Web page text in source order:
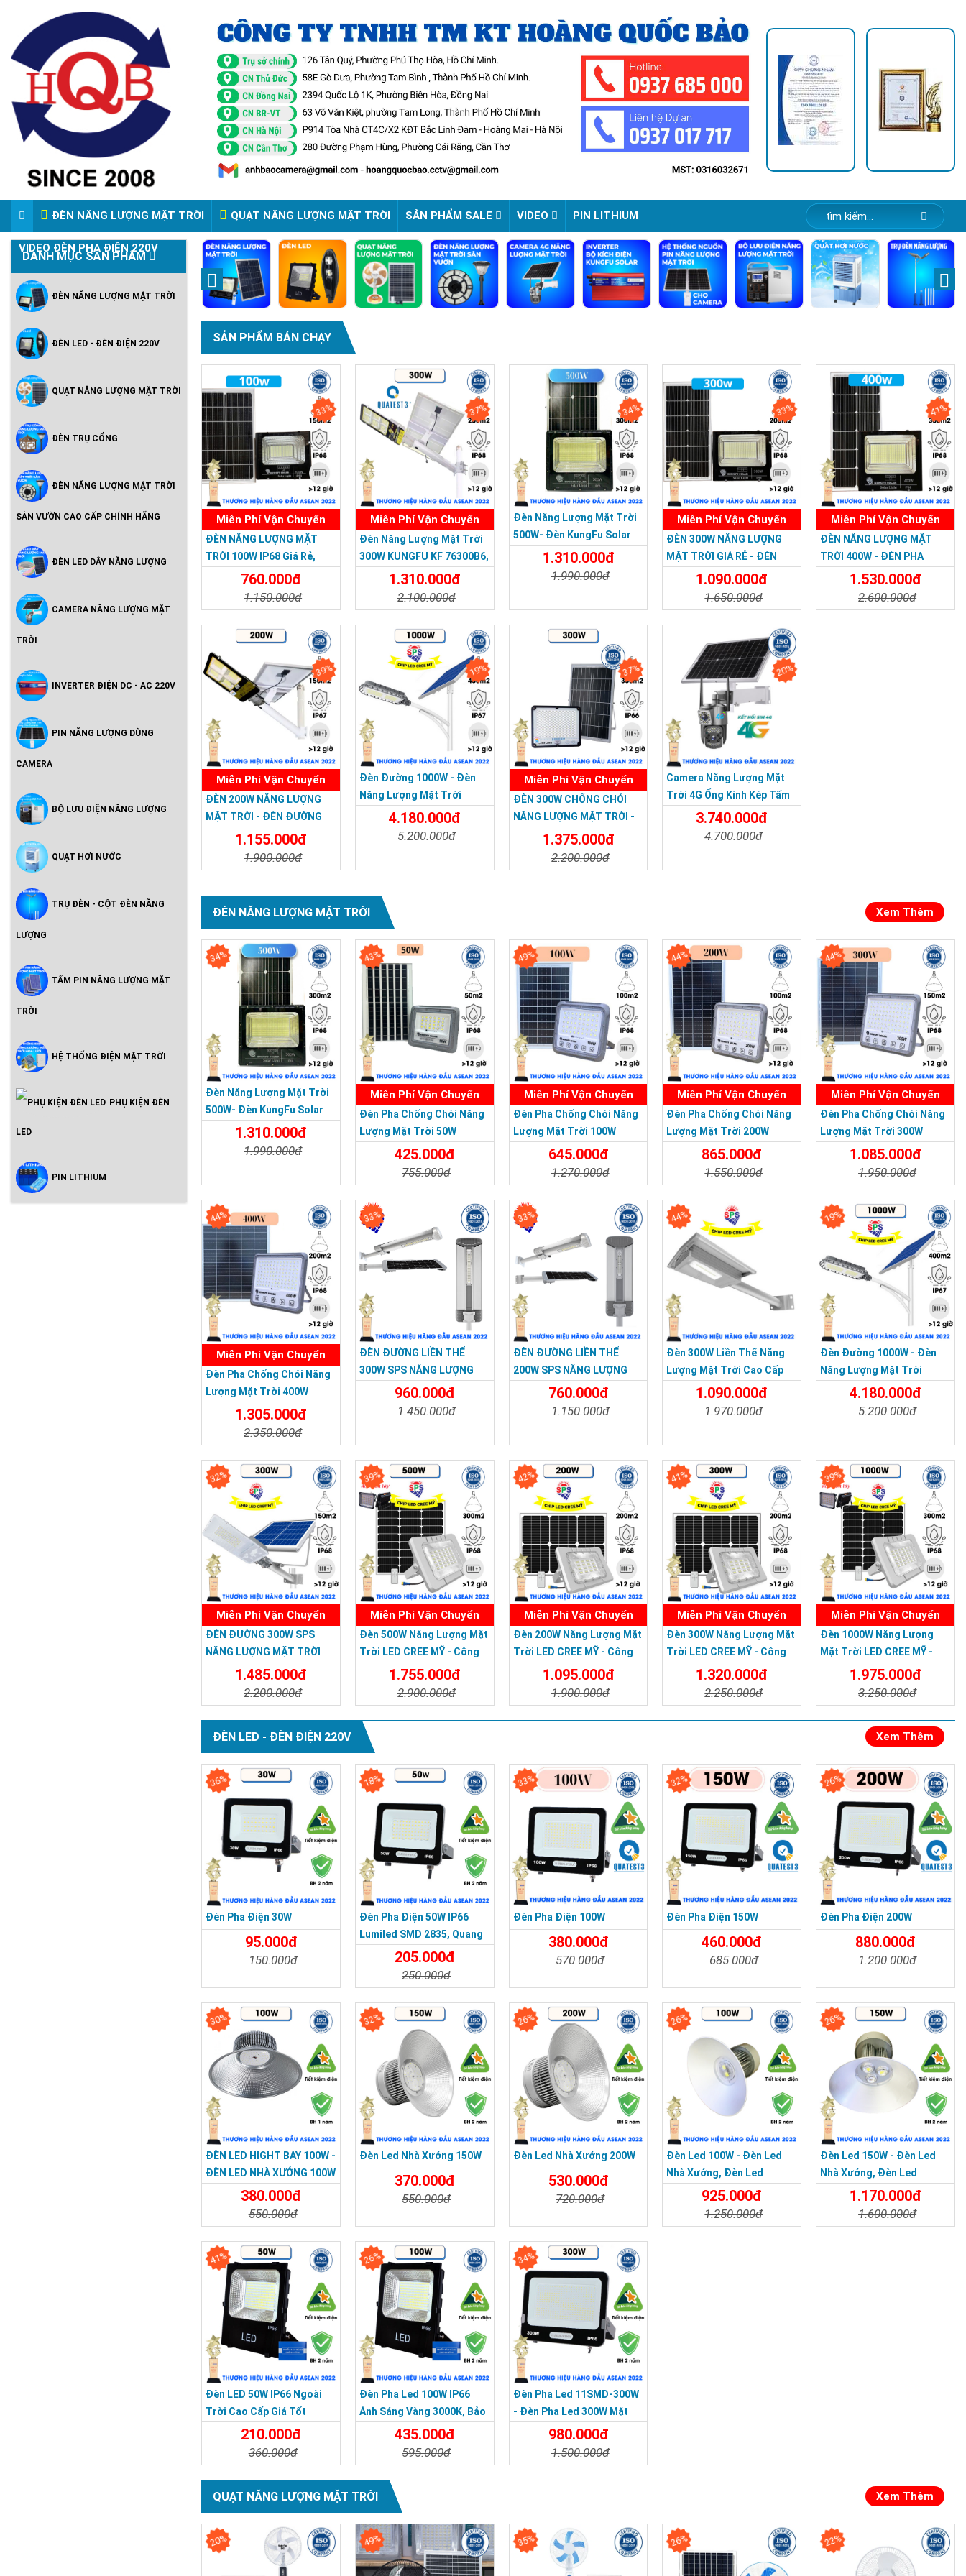
ĐÈN NĂNG LƯỢNG MẶT TRỜI QUẠT NĂNG LƯỢNG MẶT TRỜI SẢN PHẨM SALE VIDEO PIN LITHIUM
VIDEO ĐÈN PHA ĐIỆN 220V
DANH MỤC SẢN PHẨM
ĐÈN NĂNG LƯỢNG MẶT TRỜI
Vườn Cao Cấp Chính Hãng
ĐÈN LED - ĐÈN ĐIỆN 220V
Hoàng Quốc Bảo - Độ Sáng Cao,
QUẠT NĂNG LƯỢNG MẶT TRỜI
ĐÈN TRỤ CỔNG
ĐÈN NĂNG LƯỢNG MẶT TRỜI
SÂN VƯỜN CAO CẤP CHÍNH HÃNG
ĐÈN LED DÂY NĂNG LƯỢNG
CAMERA NĂNG LƯỢNG MẶT
TRỜI
INVERTER ĐIỆN DC - AC 220V
PIN NĂNG LƯỢNG DÙNG
CAMERA
BỘ LƯU ĐIỆN NĂNG LƯỢNG
QUẠT HƠI NƯỚC
TRỤ ĐÈN - CỘT ĐÈN NĂNG
LƯỢNG
TẤM PIN NĂNG LƯỢNG MẶT
TRỜI
HỆ THỐNG ĐIỆN MẶT TRỜI
Inveter Hòa Lưới Có Lưu Trữ -
PHỤ KIỆN ĐÈN
LED
PIN LITHIUM
SẢN PHẨM BÁN CHẠY
33%
Miễn Phí Vận Chuyển
ĐÈN NĂNG LƯỢNG MẶT
TRỜI 100W IP68 Giá Rẻ,
Bảo Hành 2 Năm
760.000đ
1.150.000đ
37%
Miễn Phí Vận Chuyển
Đèn Năng Lượng Mặt Trời
300W KUNGFU KF 76300B6,
IP68, Bảng Giá 2026
1.310.000đ
2.100.000đ
34%
Đèn Năng Lượng Mặt Trời
500W- Đèn KungFu Solar
Năng Lượng Mặt Trời
500W,IP 67 Loại Lớn
1.310.000đ
1.990.000đ
33%
Miễn Phí Vận Chuyển
ĐÈN 300W NĂNG LƯỢNG
MẶT TRỜI GIÁ RẺ - ĐÈN
PHA NĂNG LƯỢNG MẶT
TRỜI 300W MẪU MỚI
1.090.000đ
1.650.000đ
41%
Miễn Phí Vận Chuyển
ĐÈN NĂNG LƯỢNG MẶT
TRỜI 400W - ĐÈN PHA
400W NĂNG LƯỢNG MẶT
TRỜI CHỈ 1.530K - Solar
Light 400W
1.530.000đ
2.600.000đ
39%
Miễn Phí Vận Chuyển
ĐÈN 200W NĂNG LƯỢNG
MẶT TRỜI - ĐÈN ĐƯỜNG
NĂNG LƯỢNG MẶT TRỜI
200W - Solar Light 200W
1.155.000đ
1.900.000đ
19%
Đèn Đường 1000W - Đèn
Năng Lượng Mặt Trời
Chống Nước Cao Cấp SPS
1000W Bảo Hành 3 Năm
4.180.000đ
5.200.000đ
37%
Miễn Phí Vận Chuyển
ĐÈN 300W CHỐNG CHÓI
NĂNG LƯỢNG MẶT TRỜI -
Solar Light KUNGFU
SOLAR 300W
1.375.000đ
2.200.000đ
20%
Camera Năng Lượng Mặt
Trời 4G Ống Kính Kép Tấm
Pin Năng Lượng 40W
3.740.000đ
4.700.000đ
ĐÈN NĂNG LƯỢNG MẶT TRỜI Xem Thêm
34%
Đèn Năng Lượng Mặt Trời
500W- Đèn KungFu Solar
Năng Lượng Mặt Trời
500W,IP 67 Loại Lớn
1.310.000đ
1.990.000đ
43%
Miễn Phí Vận Chuyển
Đèn Pha Chống Chói Năng
Lượng Mặt Trời 50W
425.000đ
755.000đ
49%
Miễn Phí Vận Chuyển
Đèn Pha Chống Chói Năng
Lượng Mặt Trời 100W
645.000đ
1.270.000đ
44%
Miễn Phí Vận Chuyển
Đèn Pha Chống Chói Năng
Lượng Mặt Trời 200W
865.000đ
1.550.000đ
44%
Miễn Phí Vận Chuyển
Đèn Pha Chống Chói Năng
Lượng Mặt Trời 300W
1.085.000đ
1.950.000đ
44%
Miễn Phí Vận Chuyển
Đèn Pha Chống Chói Năng
Lượng Mặt Trời 400W
1.305.000đ
2.350.000đ
33%
ĐÈN ĐƯỜNG LIỀN THỂ
300W SPS NĂNG LƯỢNG
MẶT TRỜI - BẢO HÀNH 3
960.000đ
1.450.000đ
33%
ĐÈN ĐƯỜNG LIỀN THỂ
200W SPS NĂNG LƯỢNG
MẶT TRỜI - BẢO HÀNH 3
760.000đ
1.150.000đ
44%
Đèn 300W Liền Thể Năng
Lượng Mặt Trời Cao Cấp
SPS Không Cảm Biến
Chuyển Động Chip LED Mỹ
1.090.000đ
1.970.000đ
19%
Đèn Đường 1000W - Đèn
Năng Lượng Mặt Trời
Chống Nước Cao Cấp SPS
1000W Bảo Hành 3 Năm
4.180.000đ
5.200.000đ
32%
Miễn Phí Vận Chuyển
ĐÈN ĐƯỜNG 300W SPS
NĂNG LƯỢNG MẶT TRỜI
CHIP LED MỸ - BẢO HÀNH 3
1.485.000đ
2.200.000đ
39%
Miễn Phí Vận Chuyển
Đèn 500W Năng Lượng Mặt
Trời LED CREE MỸ - Công
Nghệ Mới - Bảo Hành 3
1.755.000đ
2.900.000đ
42%
Miễn Phí Vận Chuyển
Đèn 200W Năng Lượng Mặt
Trời LED CREE MỸ - Công
Nghệ Mới Bảo Hành 3 Năm
1.095.000đ
1.900.000đ
41%
Miễn Phí Vận Chuyển
Đèn 300W Năng Lượng Mặt
Trời LED CREE MỸ - Công
Nghệ Mới - Bảo Hành 3
1.320.000đ
2.250.000đ
39%
Miễn Phí Vận Chuyển
Đèn 1000W Năng Lượng
Mặt Trời LED CREE MỸ -
Công Nghệ Mới - Bảo Hành
1.975.000đ
3.250.000đ
ĐÈN LED - ĐÈN ĐIỆN 220V Xem Thêm
36%
Đèn Pha Điện 30W
95.000đ
150.000đ
18%
Đèn Pha Điện 50W IP66
Lumiled SMD 2835, Quang
Thông 120lm/W
205.000đ
250.000đ
33%
Đèn Pha Điện 100W
380.000đ
570.000đ
32%
Đèn Pha Điện 150W
460.000đ
685.000đ
26%
Đèn Pha Điện 200W
880.000đ
1.200.000đ
30%
ĐÈN LED HIGHT BAY 100W -
ĐÈN LED NHÀ XƯỞNG 100W
380.000đ
550.000đ
32%
Đèn Led Nhà Xưởng 150W
370.000đ
550.000đ
26%
Đèn Led Nhà Xưởng 200W
530.000đ
720.000đ
26%
Đèn Led 100W - Đèn Led
Nhà Xưởng, Đèn Led
Highbay 100W
925.000đ
1.250.000đ
26%
Đèn Led 150W - Đèn Led
Nhà Xưởng, Đèn Led
Highbay 150W
1.170.000đ
1.600.000đ
41%
Đèn LED 50W IP66 Ngoài
Trời Cao Cấp Giá Tốt
210.000đ
360.000đ
26%
Đèn Pha Led 100W IP66
Ánh Sáng Vàng 3000K, Bảo
Hành 2 Năm435.000đ
595.000đ
34%
Đèn Pha Led 11SMD-300W
- Đèn Pha Led 300W Mặt
Kính Cường Lực, Chống
Thấm IP66
980.000đ
1.500.000đ
QUẠT NĂNG LƯỢNG MẶT TRỜI Xem Thêm
20% 49% 35% 26% 22%